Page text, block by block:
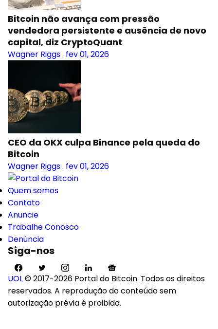
Bitcoin não avança com pressão
vendedora persistente e ausência de novo
capital, diz CryptoQuant
Wagner Riggs. fev 01, 2026
CEO da OKX culpa Binance pela queda do
Bitcoin
Wagner Riggs. fev 01, 2026
Quem somos
Contato
Anuncie
Trabalhe Conosco
Denúncia
Siga-nos
UOL© 2017-2026 Portal do Bitcoin. Todos os direitos
reservados. A reprodução do conteúdo sem
autorização prévia é proibida.